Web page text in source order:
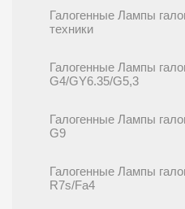
Галогенные Лампы
техники
Галогенные Лампы
G4/GY6.35/G5,3
Галогенные Лампы
G9
Галогенные Лампы
R7s/Fa4